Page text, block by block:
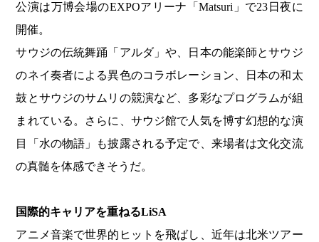
公演は万博会場のEXPOアリーナ「Matsuri」で23日夜に
開催。
サウジの伝統舞踊「アルダ」や、日本の能楽師とサウジ
のネイ奏者による異色のコラボレーション、日本の和太
鼓とサウジのサムリの競演など、多彩なプログラムが組
まれている。さらに、サウジ館で人気を博す幻想的な演
目「水の物語」も披露される予定で、来場者は文化交流
の真髄を体感できそうだ。
国際的キャリアを重ねるLiSA
アニメ音楽で世界的ヒットを飛ばし、近年は北米ツアー